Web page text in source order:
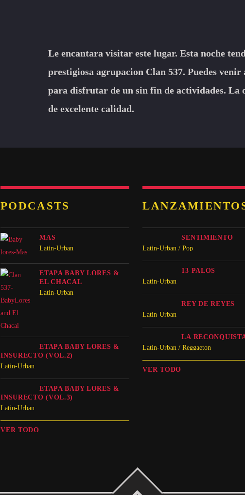
Le encantara visitar este lugar. Esta noche
prestigiosa agrupacion Clan 537. Puedes
para disfrutar de un sin fin de actividades. La
de excelente calidad.
PODCASTS
MAS
Latin-Urban
ETAPA BABY LORES &
EL CHACAL
Latin-Urban
ETAPA BABY LORES &
INSURECTO (VOL.2)
Latin-Urban
ETAPA BABY LORES &
INSURECTO (VOL.3)
Latin-Urban
VER TODO
SENTIMIENTO
Latin-Urban / Pop
13 PALOS
Latin-Urban
REY DE REYES
Latin-Urban
LA
Latin-Urban / Reggaeton
VER TODO